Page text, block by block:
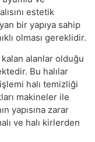
estetik
bir yapıya sahip
olması gereklidir.
alanlar olduğu
Bu halılar
halı temizliği
makineler ile
yapısına zarar
ve halı kirlerden